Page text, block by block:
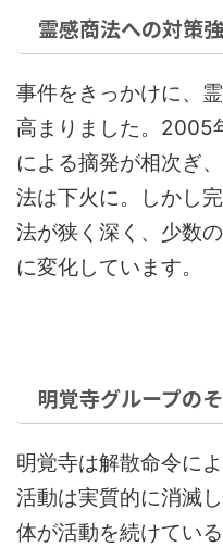
霊感商法への対策
事件をきっかけに、
高まりました。2005
による摘発が相次ぎ
法は下火に。しかし
法が狭く深く、少数
に変化しています。
明覚寺グループの
明覚寺は解散命令に
活動は実質的に消滅
体が活動を続けてい